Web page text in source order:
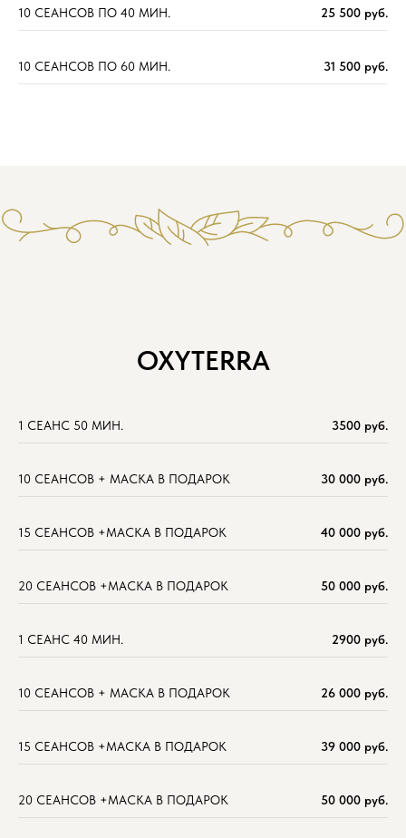
10 СЕАНСОВ ПО 40 МИН. 25 500 руб.
10 СЕАНСОВ ПО 60 МИН. 31 500 руб.
ОХYTERRA
1 СЕАНС 50 МИН. 3500 руб.
10 СЕАНСОВ + МАСКА В ПОДАРОК 30 000 руб.
15 СЕАНСОВ +МАСКА В ПОДАРОК 40 000 руб.
20 СЕАНСОВ +МАСКА В ПОДАРОК 50 000 руб.
1 СЕАНС 40 МИН. 2900 руб.
10 СЕАНСОВ + МАСКА В ПОДАРОК 26 000 руб.
15 СЕАНСОВ +МАСКА В ПОДАРОК 39 000 руб.
20 СЕАНСОВ +МАСКА В ПОДАРОК 50 000 руб.